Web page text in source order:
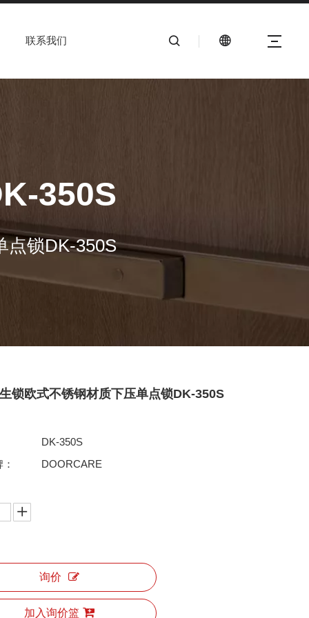
联系我们
350S
点锁DK-350S
锁欧式不锈钢材质下压单点锁DK-350S
DK-350S
DOORCARE
询价
加入询价篮